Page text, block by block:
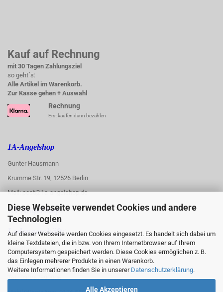
Diese Webseite verwendet Cookies und andere
Technologien
Auf dieser Webseite werden Cookies eingesetzt. Es handelt sich dabei um
kleine Textdateien, die in bzw. von Ihrem Internetbrowser auf Ihrem
Computersystem gespeichert werden. Diese Cookies ermöglichen z. B.
das Einlegen mehrerer Produkte in einen Warenkorb.
Weitere Informationen finden Sie in unserer Datenschutzerklärung.
Alle Akzeptieren
Kauf auf Rechnung
mit 30 Tagen Zahlungsziel
so geht´s:
Alle Artikel im Warenkorb.
Zur Kasse gehen + Auswahl
Rechnung
Erst kaufen dann bezahlen
1A-Angelshop
Gunter Hausmann
Krumme Str. 19, 12526 Berlin
Mail: post@1a-angelshop.de
1A-Angelshop-
Ladengeschäft::
Regattastr. 66
12527 Berlin
Tel.: 030/67890006